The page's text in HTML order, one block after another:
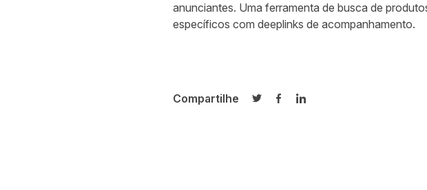
anunciantes. Uma ferramenta de busca de
específicos com deeplinks de acompanhamento.
Compartilhe
Compartilhar no Twitter
Compartilhar no Facebook
Compartilhar no LinkedIn